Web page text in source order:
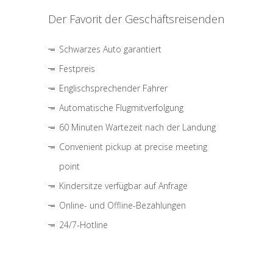
Der Favorit der Geschäftsreisenden
Schwarzes Auto garantiert
Festpreis
Englischsprechender Fahrer
Automatische Flugmitverfolgung
60 Minuten Wartezeit nach der Landung
Convenient pickup at precise meeting
point
Kindersitze verfügbar auf Anfrage
Online- und Offline-Bezahlungen
24/7-Hotline